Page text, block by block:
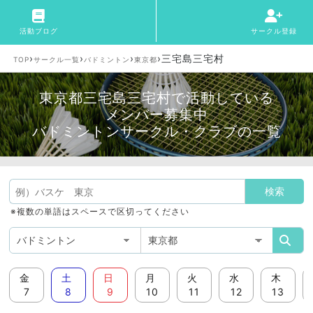
活動ブログ サークル登録
TOP›サークル一覧 › バドミントン ›東京都›三宅島三宅村
東京都三宅島三宅村で活動している
メンバー募集中
バドミントンサークル・クラブの一覧
※複数の単語はスペースで区切ってください
金
7
土
8
日
9
月
10
火
11
水
12
木
13